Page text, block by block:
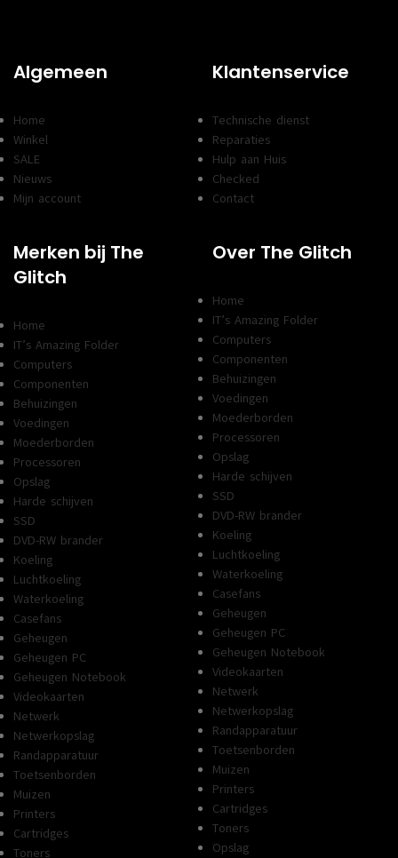
Algemeen
Home
Winkel
SALE
Nieuws
Mijn account
Klantenservice
Technische dienst
Reparaties
Hulp aan Huis
Checked
Contact
Merken bij The
Glitch
Home
IT’s Amazing Folder
Computers
Componenten
Behuizingen
Voedingen
Moederborden
Processoren
Opslag
Harde schijven
SSD
DVD-RW brander
Koeling
Luchtkoeling
Waterkoeling
Casefans
Geheugen
Geheugen PC
Geheugen Notebook
Videokaarten
Netwerk
Netwerkopslag
Randapparatuur
Toetsenborden
Muizen
Printers
Cartridges
Toners
Over The Glitch
Home
IT’s Amazing Folder
Computers
Componenten
Behuizingen
Voedingen
Moederborden
Processoren
Opslag
Harde schijven
SSD
DVD-RW brander
Koeling
Luchtkoeling
Waterkoeling
Casefans
Geheugen
Geheugen PC
Geheugen Notebook
Videokaarten
Netwerk
Netwerkopslag
Randapparatuur
Toetsenborden
Muizen
Printers
Cartridges
Toners
Opslag